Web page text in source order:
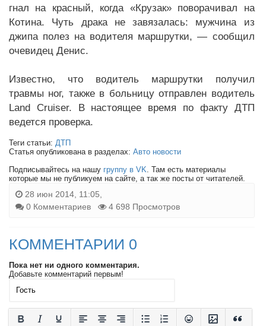
гнал на красный, когда «Крузак» поворачивал на
Котина. Чуть драка не завязалась: мужчина из
джипа полез на водителя маршрутки, — сообщил
очевидец Денис.
Известно, что водитель маршрутки получил
травмы ног, также в больницу отправлен водитель
Land Cruiser. В настоящее время по факту ДТП
ведется проверка.
Теги статьи: ДТП
Статья опубликована в разделах: Авто новости
Подписывайтесь на нашу группу в VK . Там есть материалы
которые мы не публикуем на сайте, а так же посты от читателей.
28 июн 2014, 11:05,
0 Комментариев
4 698 Просмотров
КОММЕНТАРИИ 0
Пока нет ни одного комментария.
Добавьте комментарий первым!